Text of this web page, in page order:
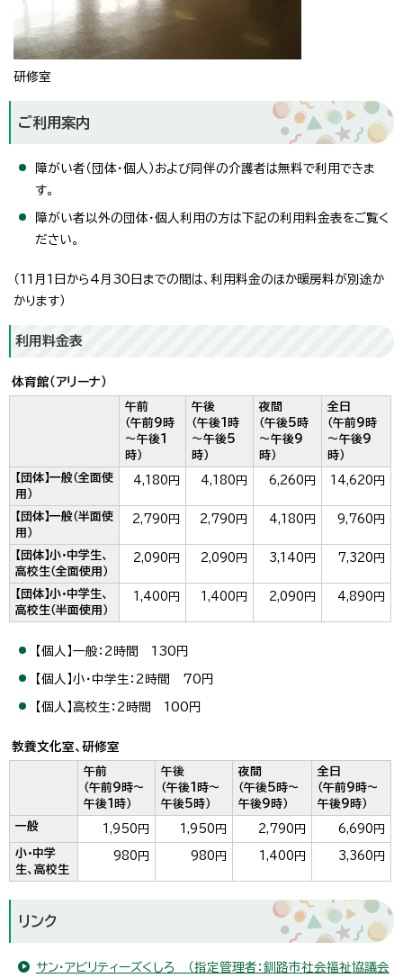
研修室
ご利用案内
障がい者（団体・個人）および同伴の介護者は無料で利用できま
す。
障がい者以外の団体・個人利用の方は下記の利用料金表をご覧く
ださい。
（11月1日から4月30日までの間は、利用料金のほか暖房料が別途か
かります）
利用料金表
体育館（アリーナ）
午前
（午前9時
～午後1
時）
午後
（午後1時
～午後5
時）
夜間
（午後5時
～午後9
時）
全日
（午前9時
～午後9
時）
【団体】一般（全面使
用）
4,180円 4,180円 6,260円 14,620円
【団体】一般（半面使
用）
2,790円 2,790円 4,180円 9,760円
【団体】小・中学生、
高校生（全面使用）
2,090円 2,090円 3,140円 7,320円
【団体】小・中学生、
高校生（半面使用）
1,400円 1,400円 2,090円 4,890円
【個人】一般：2時間 130円
【個人】小・中学生：2時間 70円
【個人】高校生：2時間 100円
教養文化室、研修室
午前
（午前9時～
午後1時）
午後
（午後1時～
午後5時）
夜間
（午後5時～
午後9時）
全日
（午前9時～
午後9時）
一般
1,950円 1,950円 2,790円 6,690円
小・中学
生、高校生
980円 980円 1,400円 3,360円
リンク
サン・アビリティーズくしろ （指定管理者：釧路市社会福祉協議会